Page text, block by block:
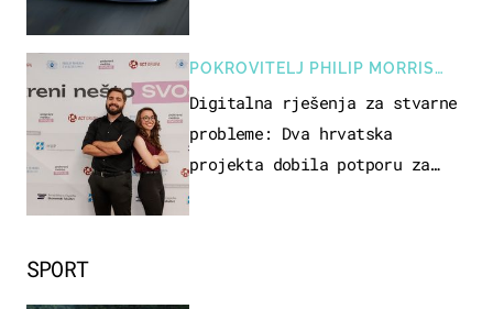
SPORT
POKROVITELJ PHILIP MORRIS
ZAGREB
Digitalna rješenja za stvarne
probleme: Dva hrvatska
projekta dobila potporu za